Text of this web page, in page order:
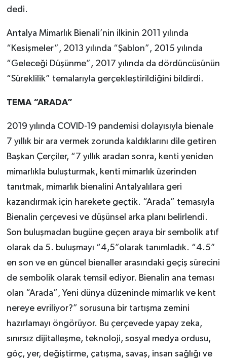
dedi.
Antalya Mimarlık Bienali’nin ilkinin 2011 yılında
“Kesişmeler”, 2013 yılında “Şablon”, 2015 yılında
“Geleceği Düşünme”, 2017 yılında da dördüncüsünün
“Süreklilik” temalarıyla gerçekleştirildiğini bildirdi.
TEMA “ARADA”
2019 yılında COVID-19 pandemisi dolayısıyla bienale
7 yıllık bir ara vermek zorunda kaldıklarını dile getiren
Başkan Çerçiler, “7 yıllık aradan sonra, kenti yeniden
mimarlıkla buluşturmak, kenti mimarlık üzerinden
tanıtmak, mimarlık bienalini Antalyalılara geri
kazandırmak için harekete geçtik. “Arada” temasıyla
Bienalin çerçevesi ve düşünsel arka planı belirlendi.
Son buluşmadan bugüne geçen araya bir sembolik atıf
olarak da 5. buluşmayı “4,5”olarak tanımladık. “4.5”
en son ve en güncel bienaller arasındaki geçiş sürecini
de sembolik olarak temsil ediyor. Bienalin ana teması
olan “Arada”, Yeni dünya düzeninde mimarlık ve kent
nereye evriliyor?” sorusuna bir tartışma zemini
hazırlamayı öngörüyor. Bu çerçevede yapay zeka,
sınırsız dijitalleşme, teknoloji, sosyal medya ordusu,
göç, yer, değiştirme, çatışma, savaş, insan sağlığı ve